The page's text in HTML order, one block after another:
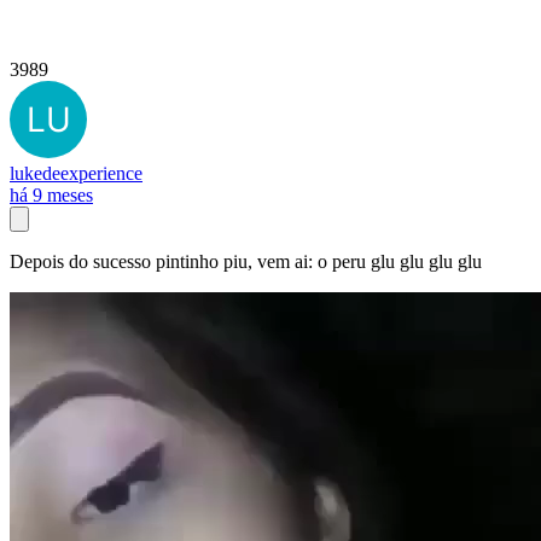
3989
lukedeexperience
há 9 meses
Depois do sucesso pintinho piu, vem ai: o peru glu glu glu glu